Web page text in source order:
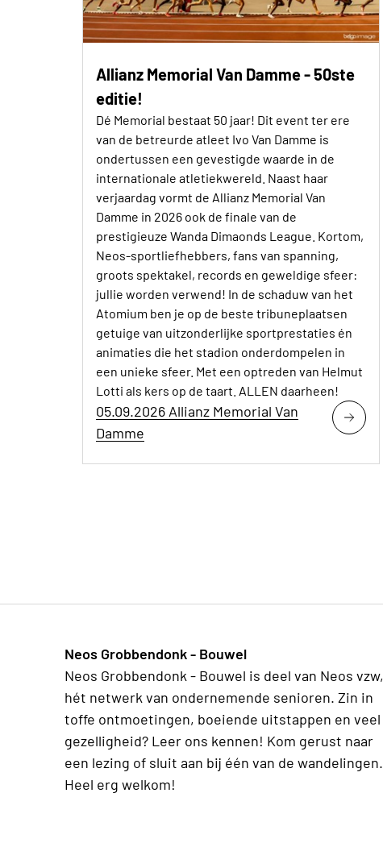
Allianz Memorial Van Damme - 50ste
editie!
Dé Memorial bestaat 50 jaar! Dit event ter ere
van de betreurde atleet Ivo Van Damme is
ondertussen een gevestigde waarde in de
internationale atletiekwereld. Naast haar
verjaardag vormt de Allianz Memorial Van
Damme in 2026 ook de finale van de
prestigieuze Wanda Dimaonds League. Kortom,
Neos-sportliefhebbers, fans van spanning,
groots spektakel, records en geweldige sfeer:
jullie worden verwend! In de schaduw van het
Atomium ben je op de beste tribuneplaatsen
getuige van uitzonderlijke sportprestaties én
animaties die het stadion onderdompelen in
een unieke sfeer. Met een optreden van Helmut
Lotti als kers op de taart. ALLEN daarheen!
05.09.2026 Allianz Memorial Van
Damme
Neos Grobbendonk - Bouwel
Neos Grobbendonk - Bouwel is deel van Neos vzw,
hét netwerk van ondernemende senioren. Zin in
toffe ontmoetingen, boeiende uitstappen en veel
gezelligheid? Leer ons kennen! Kom gerust naar
een lezing of sluit aan bij één van de wandelingen.
Heel erg welkom!